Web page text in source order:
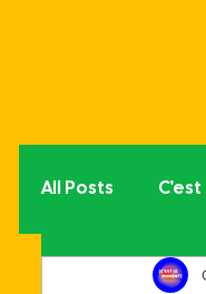
All Posts
Politique